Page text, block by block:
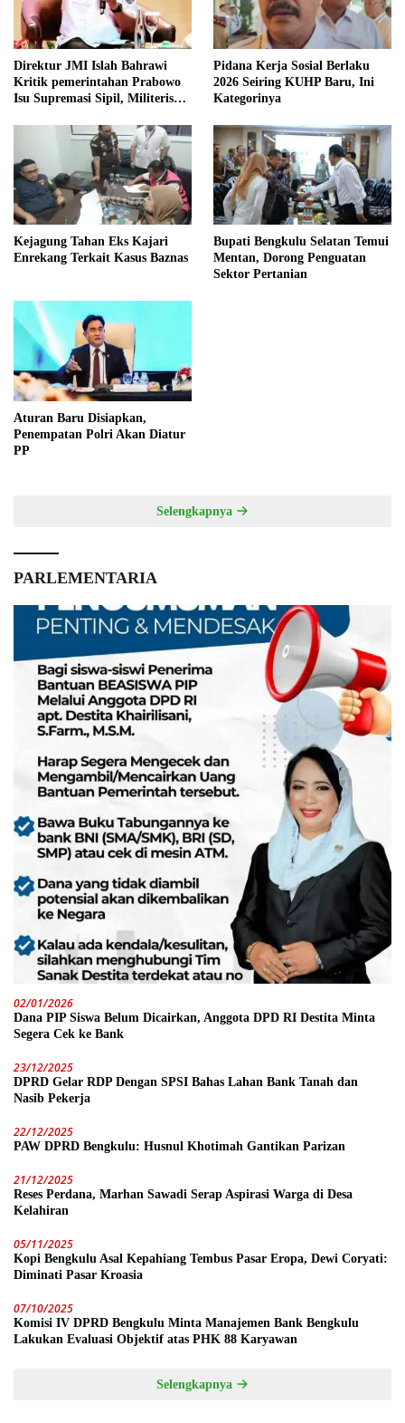
Direktur JMI Islah Bahrawi
Kritik pemerintahan Prabowo
Isu Supremasi Sipil, Militerisasi,
Pidana Kerja Sosial Berlaku
2026 Seiring KUHP Baru, Ini
Kategorinya
Kejagung Tahan Eks Kajari
Enrekang Terkait Kasus Baznas
Bupati Bengkulu Selatan Temui
Mentan, Dorong Penguatan
Sektor Pertanian
Aturan Baru Disiapkan,
Penempatan Polri Akan Diatur
PP
Selengkapnya
PARLEMENTARIA
02/01/2026
Dana PIP Siswa Belum Dicairkan, Anggota DPD RI Destita Minta
Segera Cek ke Bank
23/12/2025
DPRD Gelar RDP Dengan SPSI Bahas Lahan Bank Tanah dan
Nasib Pekerja
22/12/2025
PAW DPRD Bengkulu: Husnul Khotimah Gantikan Parizan
21/12/2025
Reses Perdana, Marhan Sawadi Serap Aspirasi Warga di Desa
Kelahiran
05/11/2025
Kopi Bengkulu Asal Kepahiang Tembus Pasar Eropa, Dewi Coryati:
Diminati Pasar Kroasia
07/10/2025
Komisi IV DPRD Bengkulu Minta Manajemen Bank Bengkulu
Lakukan Evaluasi Objektif atas PHK 88 Karyawan
Selengkapnya